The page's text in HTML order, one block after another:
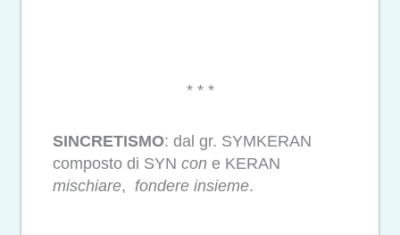
* * *
SINCRETISMO: dal gr. SYMKERAN
composto di SYN con e KERAN
mischiare, fondere insieme.